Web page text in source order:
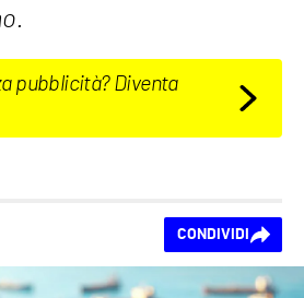
pubblicità? Diventa
CONDIVIDI